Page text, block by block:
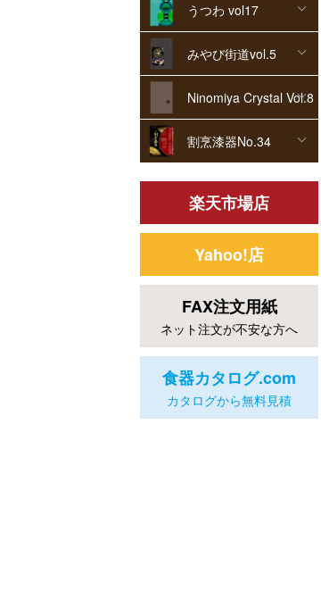
うつわ vol17
みやび街道vol.5
Ninomiya Crystal Vol.8
割烹漆器No.34
楽天市場店
Yahoo!店
FAX注文用紙
ネット注文が不安な方へ
食器カタログ.com
カタログから無料見積